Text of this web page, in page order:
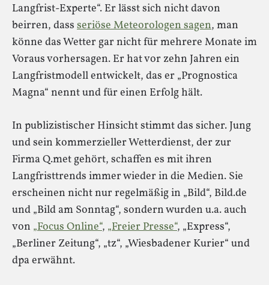
Langfrist-Experte“. Er lässt sich nicht davon
beirren, dass seriöse Meteorologen sagen, man
könne das Wetter gar nicht für mehrere Monate im
Voraus vorhersagen. Er hat vor zehn Jahren ein
Langfristmodell entwickelt, das er „Prognostica
Magna“ nennt und für einen Erfolg hält.
In publizistischer Hinsicht stimmt das sicher. Jung
und sein kommerzieller Wetterdienst, der zur
Firma Q.met gehört, schaffen es mit ihren
Langfristtrends immer wieder in die Medien. Sie
erscheinen nicht nur regelmäßig in „Bild“, Bild.de
und „Bild am Sonntag“, sondern wurden u.a. auch
von „Focus Online“, „Freier Presse“, „Express“,
„Berliner Zeitung“, „tz“, „Wiesbadener Kurier“ und
dpa erwähnt.